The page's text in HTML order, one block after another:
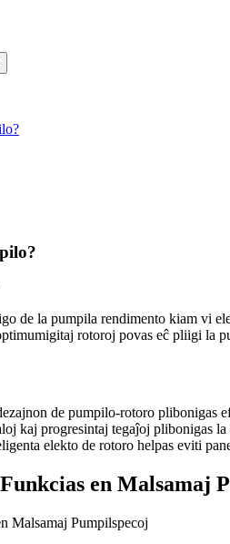
de la pumpila rendimento kiam vi
rotoroj povas eĉ pliigi la
de pumpilo-rotoro
kaj progresintaj tegaĵoj plibonigas
elekto de rotoro helpas eviti
en Malsamaj